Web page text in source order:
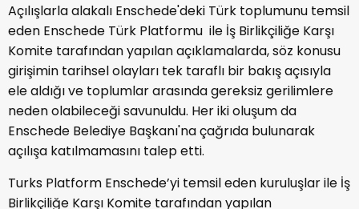
Açılışlarla alakalı Enschede'deki Türk toplumunu temsil
eden Enschede Türk Platformu ile İş Birlikçiliğe Karşı
Komite tarafından yapılan açıklamalarda, söz konusu
girişimin tarihsel olayları tek taraflı bir bakış açısıyla
ele aldığı ve toplumlar arasında gereksiz gerilimlere
neden olabileceği savunuldu. Her iki oluşum da
Enschede Belediye Başkanı'na çağrıda bulunarak
açılışa katılmamasını talep etti.
Turks Platform Enschede’yi temsil eden kuruluşlar ile İş
Birlikçiliğe Karşı Komite tarafından yapılan